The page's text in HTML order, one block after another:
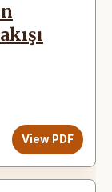
View PDF